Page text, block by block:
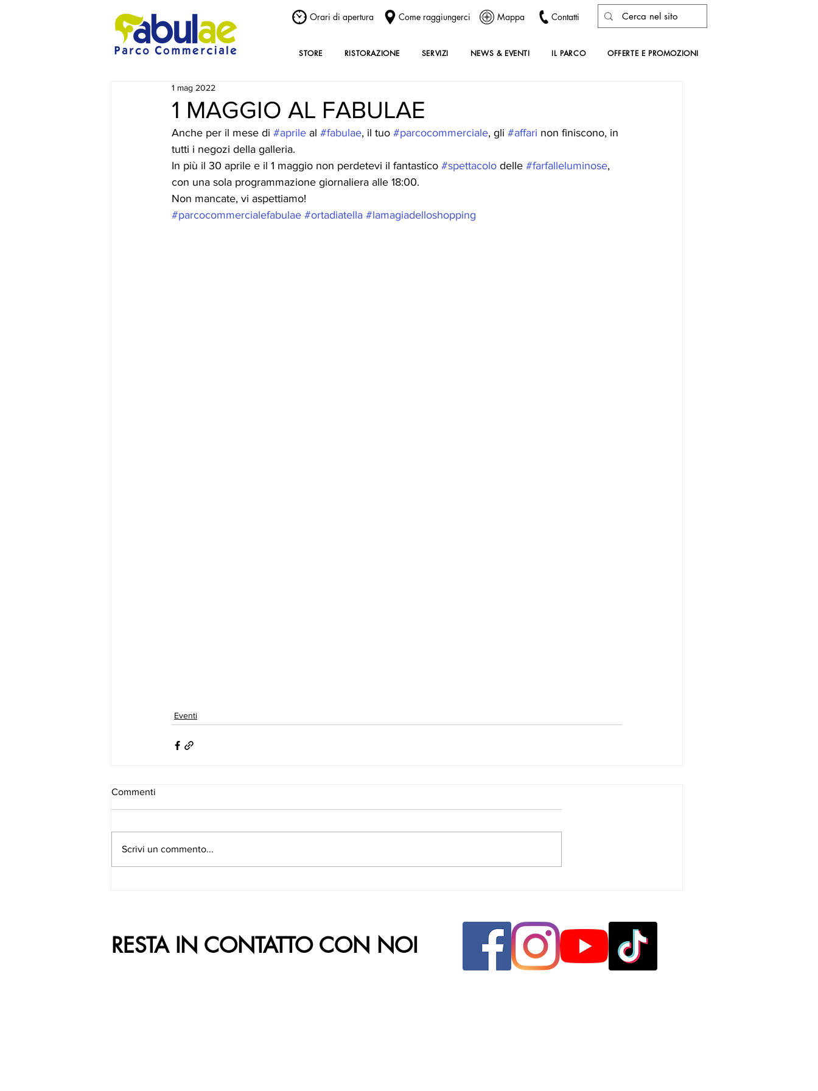
Orari di apertura Come raggiungerci Mappa Contatti
STORE RISTORAZIONE SERVIZI NEWS & EVENTI IL PARCO OFFERTE E PROMOZIONI
1 MAGGIO AL FABULAE
1 mag 2022
Anche per il mese di #aprile al #fabulae, il tuo #parcocommerciale, gli #affari non finiscono, in
tutti i negozi della galleria.
In più il 30 aprile e il 1 maggio non perdetevi il fantastico #spettacolo delle #farfalleluminose,
con una sola programmazione giornaliera alle 18:00.
Non mancate, vi aspettiamo!
#parcocommercialefabulae #ortadiatella #lamagiadelloshopping
Eventi
Commenti
Scrivi un commento...
RESTA IN CONTATTO CON NOI